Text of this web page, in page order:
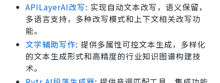
APILayerAI改写: 实现自动文本改写，语义保留，
多语言支持，多种改写模式和上下文相关改写功
能。
文学辅助写作: 提供多属性可控文本生成，多样化
的文本生成形式和高精度的行业知识图谱构建技
术。